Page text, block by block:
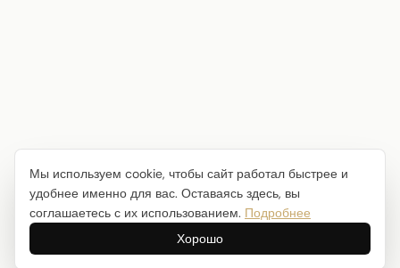
Мы используем cookie, чтобы сайт работал быстрее и
удобнее именно для вас. Оставаясь здесь, вы
соглашаетесь с их использованием. Подробнее
Хорошо